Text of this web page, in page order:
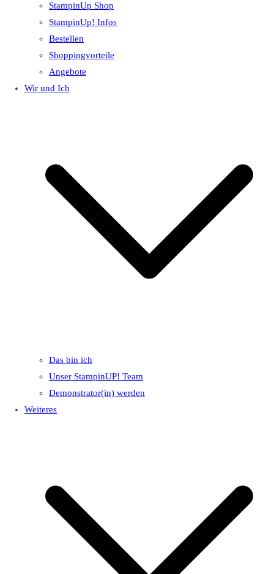
StampinUp Shop
StampinUp! Infos
Bestellen
Shoppingvorteile
Angebote
Wir und Ich
Das bin ich
Unser StampinUP! Team
Demonstrator(in) werden
Weiteres